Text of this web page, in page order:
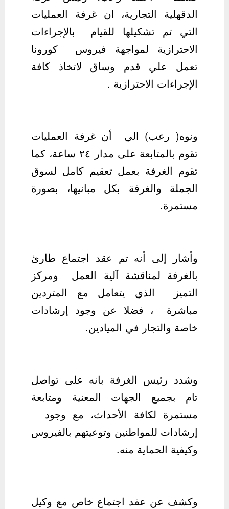
الدقهلية التجارية، ان غرفة العمليات
التي تم تشكيلها للقيام بالإجراءات
الاحترازية لمواجهة فيروس كورونا
تعمل علي قدم وساق لاتخاذ كافة
الإجراءات الاحترازية .
ونوه( رعب) الي أن غرفة العمليات
تقوم بالمتابعة على مدار ٢٤ ساعة، كما
تقوم الغرفة بعمل تعقيم كامل لسوق
الجملة والغرفة بكل مبانيها، بصورة
مستمرة.
وأشار إلى أنه تم عقد اجتماع طارئ
بالغرفة لمناقشة آلية العمل ومركز
التميز الذي يتعامل مع المتردين
مباشرة ، فضلا عن وجود إرشادات
خاصة والتجار في الميادين.
وشدد رئيس الغرفة بانه على تواصل
تام بجميع الجهات المعنية ومتابعة
مستمرة لكافة الأحداث، مع وجود
إرشادات للمواطنين وتوعيتهم بالفيروس
وكيفية الحماية منه.
وكشف عن عقد اجتماع خاص مع وكيل